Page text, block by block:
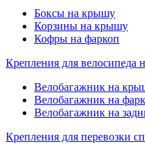
Боксы на крышу
Корзины на крышу
Кофры на фаркоп
Крепления для велосипеда
Велобагажник на
Велобагажник на
Велобагажник на
Крепления для перевозки